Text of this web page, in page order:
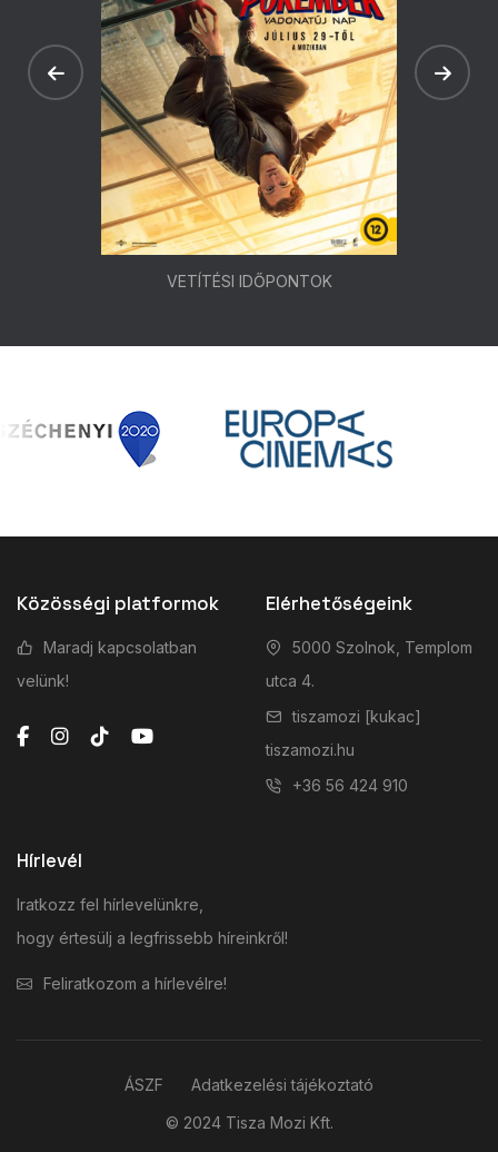
VETÍTÉSI IDŐPONTOK
Közösségi platformok
Maradj kapcsolatban
velünk!
Elérhetőségeink
5000 Szolnok, Templom
utca 4.
tiszamozi [kukac]
tiszamozi.hu
+36 56 424 910
Hírlevél
Iratkozz fel hírlevelünkre,
hogy értesülj a legfrissebb híreinkről!
Feliratkozom a hírlevélre!
© 2024 Tisza Mozi Kft.
ÁSZF Adatkezelési tájékoztató